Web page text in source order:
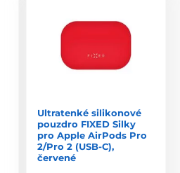
Ultratenké silikonové
pouzdro FIXED Silky
pro Apple AirPods Pro
2/Pro 2 (USB-C),
červené